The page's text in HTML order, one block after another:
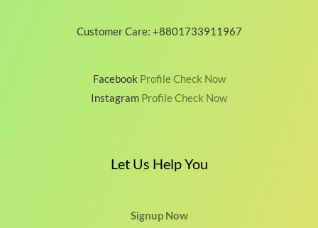
Customer Care: +8801733911967
Facebook Profile Check Now
Instagram Profile Check Now
Let Us Help You
Signup Now